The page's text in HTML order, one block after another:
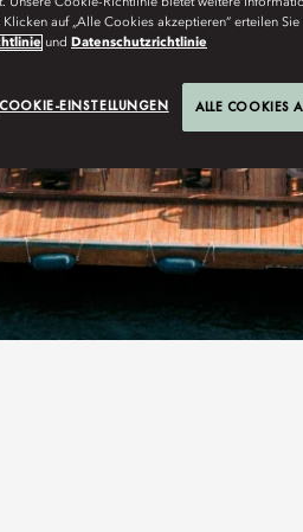
auf „Alle Cookies akzeptieren“ erteilen
und Datenschutzrichtlinie
COOKIE-EINSTELLUNGEN ALLE COOKIES